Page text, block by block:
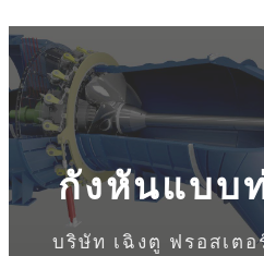
กังหันแบบ
บริษัท เฉิงตู ฟรอสเต